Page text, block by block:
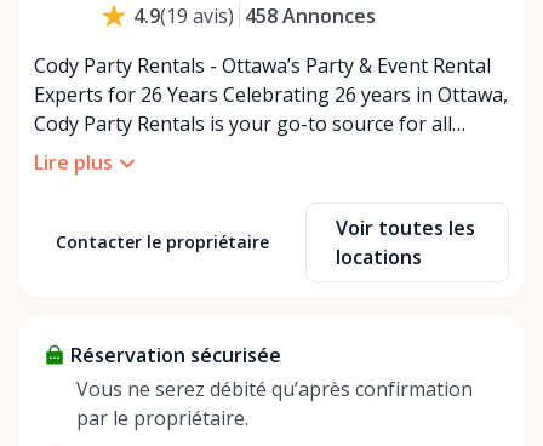
Dimanche
4.9(19 avis) 458Annonces
Cody Party Rentals - Ottawa’s Party & Event Rental
Experts for 26 Years Celebrating 26 years in Ottawa,
Cody Party Rentals is your go-to source for all
things party and event rentals. We’re proud to be a
partner of Rent Anything, expanding our offerings
At Cody Party Rentals, we believe in the power of
sharing—giving others the chance to rent out their
helping people enjoy more for less while making a
positive impact on the environment. By choosing to
share instead of buy, we’re all doing our part to
Lire plus
Contacter le propriétaire
Voir toutes les
locations
Réservation sécurisée
Vous ne serez débité qu’après confirmation
par le propriétaire.